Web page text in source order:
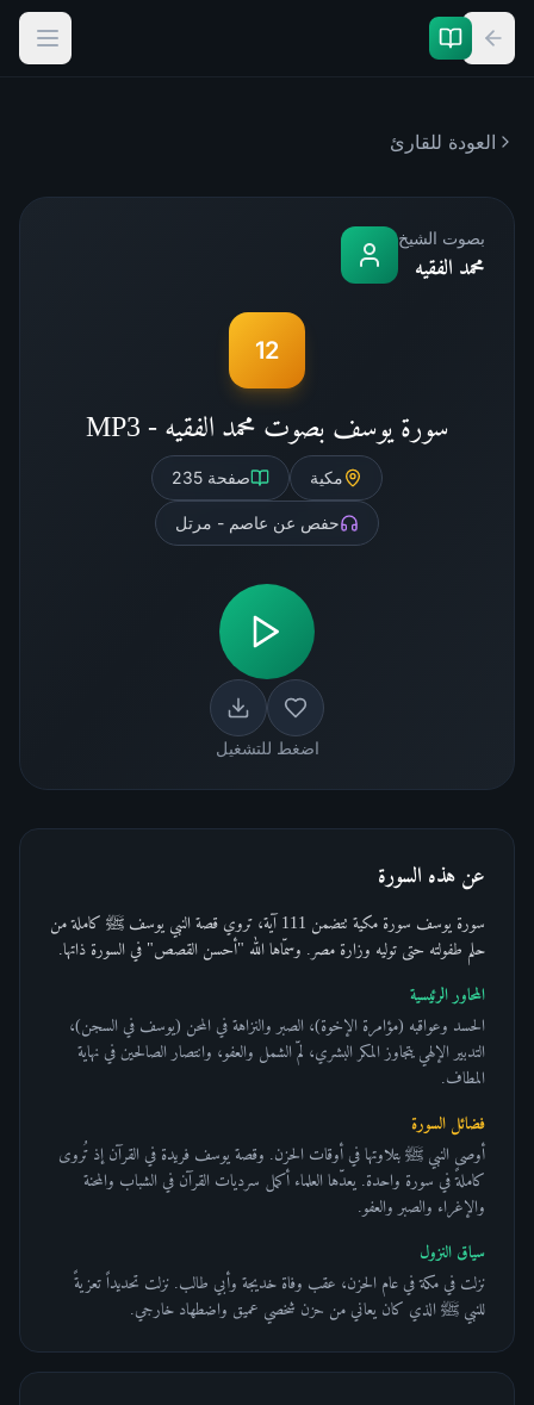
العودة للقارئ
بصوت الشيخ
محمد الفقيه
12
سورة يوسف بصوت محمد الفقيه - MP3
مكية صفحة 235
حفص عن عاصم - مرتل
اضغط للتشغيل
عن هذه السورة
سورة يوسف سورة مكية تتضمن 111 آية، تروي قصة النبي يوسف ﷺ كاملة من
حلم طفولته حتى توليه وزارة مصر. وسمّاها الله "أحسن القصص" في السورة ذاتها.
المحاور الرئيسية
الحسد وعواقبه (مؤامرة الإخوة)، الصبر والنزاهة في المحن (يوسف في السجن)،
التدبير الإلهي يتجاوز المكر البشري، لمّ الشمل والعفو، وانتصار الصالحين في نهاية
المطاف.
فضائل السورة
أوصى النبي ﷺ بتلاوتها في أوقات الحزن. وقصة يوسف فريدة في القرآن إذ تُروى
كاملةً في سورة واحدة. يعدّها العلماء أكمل سرديات القرآن في الشباب والمحنة
والإغراء والصبر والعفو.
سياق النزول
نزلت في مكة في عام الحزن، عقب وفاة خديجة وأبي طالب. نزلت تحديداً تعزيةً
للنبي ﷺ الذي كان يعاني من حزن شخصي عميق واضطهاد خارجي.